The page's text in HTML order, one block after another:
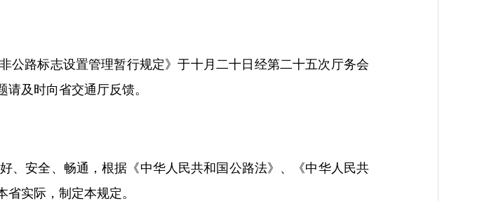
路标志设置管理暂行规定》于十月二十日经第二十五次厅务会
及时向省交通厅反馈。
安全、畅通，根据《中华人民共和国公路法》、《中华人民共
实际，制定本规定。